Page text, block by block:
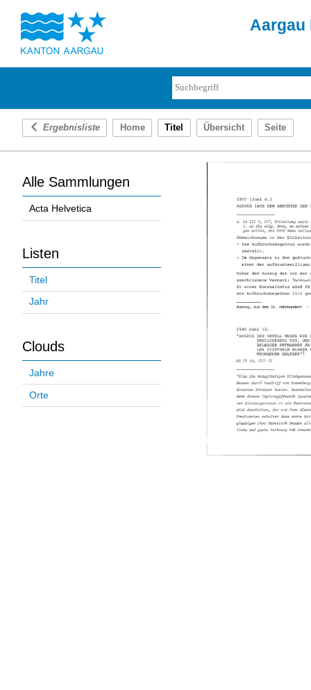
Aargau
Ergebnisliste Home Titel Übersicht Seite
Alle Sammlungen
Acta Helvetica
Listen
Titel
Jahr
Clouds
Jahre
Orte